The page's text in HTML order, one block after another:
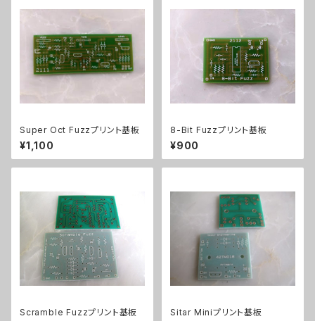
Super Oct Fuzzプリント基板
¥1,100
8-Bit Fuzzプリント基板
¥900
Scramble Fuzzプリント基板 Sitar Miniプリント基板